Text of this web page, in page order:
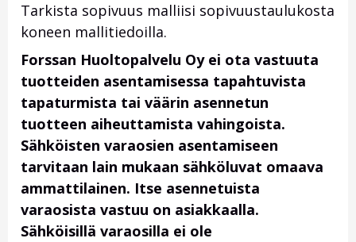
Tarkista sopivuus malliisi sopivuustaulukosta
koneen mallitiedoilla.
Forssan Huoltopalvelu Oy ei ota vastuuta
tuotteiden asentamisessa tapahtuvista
tapaturmista tai väärin asennetun
tuotteen aiheuttamista vahingoista.
Sähköisten varaosien asentamiseen
tarvitaan lain mukaan sähköluvat omaava
ammattilainen. Itse asennetuista
varaosista vastuu on asiakkaalla.
Sähköisillä varaosilla ei ole